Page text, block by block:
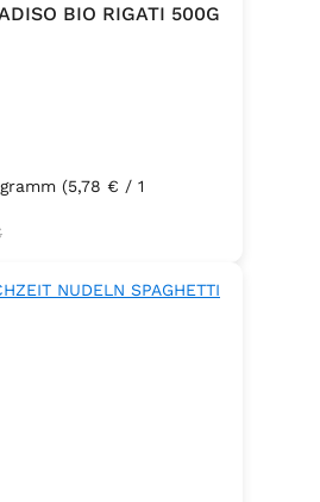
BIO RIGATI 500G
(5,78 € / 1
Preis: